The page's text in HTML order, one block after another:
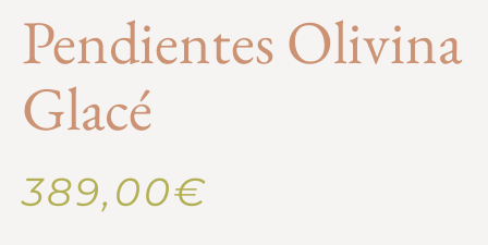
Pendientes Olivina
Glacé
389,00€